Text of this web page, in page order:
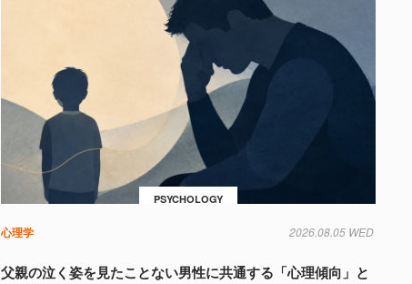
PSYCHOLOGY
心理学 2026.08.05 WED
父親の泣く姿を見たことない男性に共通する「心理傾向」と